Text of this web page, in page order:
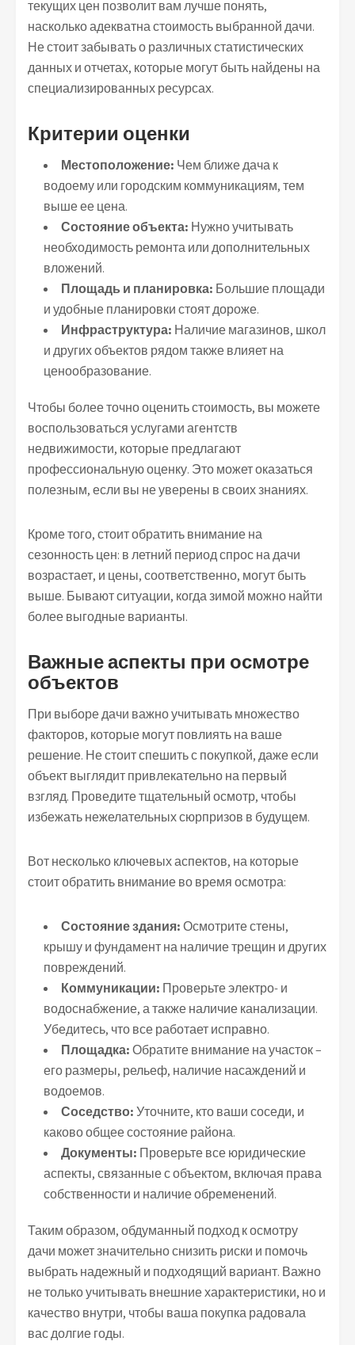
текущих цен позволит вам лучше понять,
насколько адекватна стоимость выбранной дачи.
Не стоит забывать о различных статистических
данных и отчетах, которые могут быть найдены на
специализированных ресурсах.
Критерии оценки
Местоположение: Чем ближе дача к
водоему или городским коммуникациям, тем
выше ее цена.
Состояние объекта: Нужно учитывать
необходимость ремонта или дополнительных
вложений.
Площадь и планировка: Большие площади
и удобные планировки стоят дороже.
Инфраструктура: Наличие магазинов, школ
и других объектов рядом также влияет на
ценообразование.
Чтобы более точно оценить стоимость, вы можете
воспользоваться услугами агентств
недвижимости, которые предлагают
профессиональную оценку. Это может оказаться
полезным, если вы не уверены в своих знаниях.
Кроме того, стоит обратить внимание на
сезонность цен: в летний период спрос на дачи
возрастает, и цены, соответственно, могут быть
выше. Бывают ситуации, когда зимой можно найти
более выгодные варианты.
Важные аспекты при осмотре
объектов
При выборе дачи важно учитывать множество
факторов, которые могут повлиять на ваше
решение. Не стоит спешить с покупкой, даже если
объект выглядит привлекательно на первый
взгляд. Проведите тщательный осмотр, чтобы
избежать нежелательных сюрпризов в будущем.
Вот несколько ключевых аспектов, на которые
стоит обратить внимание во время осмотра:
Состояние здания:Осмотрите стены,
крышу и фундамент на наличие трещин и других
повреждений.
Коммуникации: Проверьте электро- и
водоснабжение, а также наличие канализации.
Убедитесь, что все работает исправно.
Площадка:Обратите внимание на участок –
его размеры, рельеф, наличие насаждений и
водоемов.
Соседство:Уточните, кто ваши соседи, и
каково общее состояние района.
Документы: Проверьте все юридические
аспекты, связанные с объектом, включая права
собственности и наличие обременений.
Таким образом, обдуманный подход к осмотру
дачи может значительно снизить риски и помочь
выбрать надежный и подходящий вариант. Важно
не только учитывать внешние характеристики, но и
качество внутри, чтобы ваша покупка радовала
вас долгие годы.